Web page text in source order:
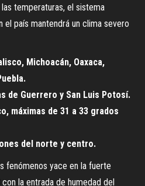
temperaturas, el sistema
país mantendrá un clima severo
Michoacán, Oaxaca,
de Guerrero y San Luis Potosí.
máximas de 31 a 33 grados
del norte y centro.
fenómenos yace en la fuerte
la entrada de humedad del